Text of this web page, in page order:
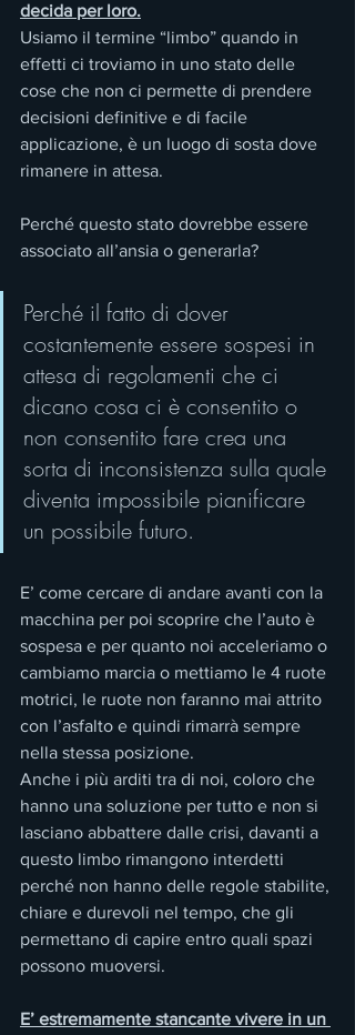
decida per loro.
Usiamo il termine “limbo” quando in
effetti ci troviamo in uno stato delle
cose che non ci permette di prendere
decisioni definitive e di facile
applicazione, è un luogo di sosta dove
rimanere in attesa.
Perché questo stato dovrebbe essere
associato all’ansia o generarla?
Perché il fatto di dover
costantemente essere sospesi in
attesa di regolamenti che ci
dicano cosa ci è consentito o
non consentito fare crea una
sorta di inconsistenza sulla quale
diventa impossibile pianificare
un possibile futuro.
E’ come cercare di andare avanti con la
macchina per poi scoprire che l’auto è
sospesa e per quanto noi acceleriamo o
cambiamo marcia o mettiamo le 4 ruote
motrici, le ruote non faranno mai attrito
con l’asfalto e quindi rimarrà sempre
nella stessa posizione.
Anche i più arditi tra di noi, coloro che
hanno una soluzione per tutto e non si
lasciano abbattere dalle crisi, davanti a
questo limbo rimangono interdetti
perché non hanno delle regole stabilite,
chiare e durevoli nel tempo, che gli
permettano di capire entro quali spazi
possono muoversi.
E’ estremamente stancante vivere in un